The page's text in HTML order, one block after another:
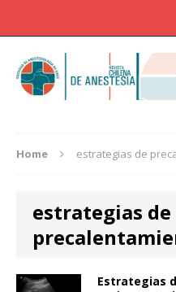
Home estrategias de
estrategias de
Estrategias